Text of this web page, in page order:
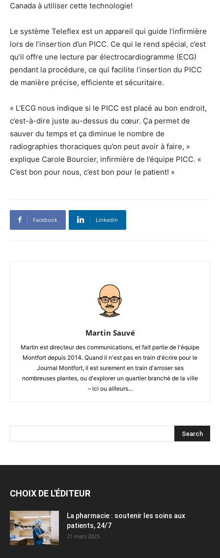
Canada à utiliser cette technologie!
Le système Teleflex est un appareil qui guide l’infirmière
lors de l’insertion d’un PICC. Ce qui le rend spécial, c’est
qu’il offre une lecture par électrocardiogramme (ECG)
pendant la procédure, ce qui facilite l’insertion du PICC
de manière précise, efficiente et sécuritaire.
« L’ECG nous indique si le PICC est placé au bon endroit,
c’est-à-dire juste au-dessus du cœur. Ça permet de
sauver du temps et ça diminue le nombre de
radiographies thoraciques qu’on peut avoir à faire, »
explique Carole Bourcier, infirmière de l’équipe PICC. «
C’est bon pour nous, c’est bon pour le patient! »
Facebook Linkedin
Martin Sauvé
Martin est directeur des communications, et fait partie de l'équipe
Montfort depuis 2014. Quand il n'est pas en train d'écrire pour le
Journal Montfort, il est surement en train d'arroser ses
nombreuses plantes, ou d'explorer un quartier branché de la ville
– ici ou ailleurs...
CHOIX DE L'ÉDITEUR
La pharmacie : soutenir les soins aux
patients, 24/7
21 mars 2025